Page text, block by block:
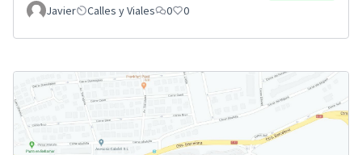
Javier
Calles y Viales 0 0